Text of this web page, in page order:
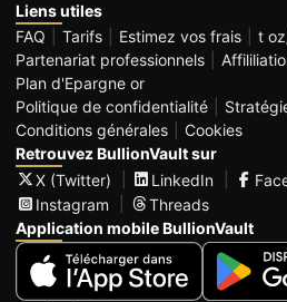
Liens utiles
FAQ
Tarifs Estimez vos frais
t
Partenariat professionnels
Plan d'Epargne or
Politique de confidentialité
Conditions générales
Cookies
Retrouvez BullionVault sur
X (Twitter)
LinkedIn
Instagram
Threads
Application mobile BullionVault